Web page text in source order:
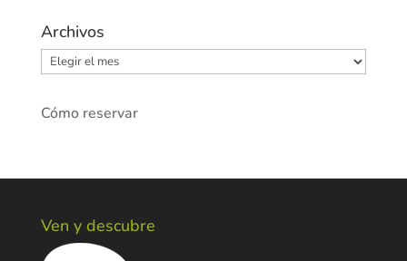
Archivos
Archivos
Cómo reservar
Ven y descubre